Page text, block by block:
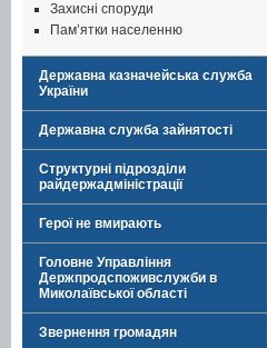
Захисні споруди
Пам’ятки населенню
Державна казначейська служба
України
Державна служба зайнятості
Структурні підрозділи
райдержадміністрації
Герої не вмирають
Головне Управління
Держпродспоживслужби в
Миколаївської області
Звернення громадян